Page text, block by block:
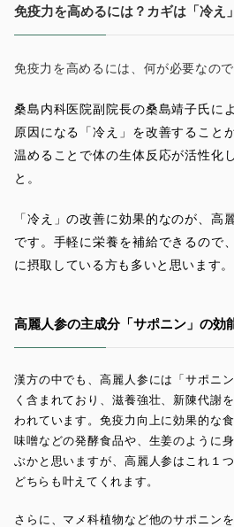
免疫力を高めるには？カギは「冷え」
免疫力を高めるには、何が必要なので
桑島内科医院副院長の桑島靖子氏に
原因になる「冷え」を改善すること
温めることで体の生体反応が活性化
と。
「冷え」の改善に効果的なのが、高
です。手軽に栄養を補給できるので
に摂取している方も多いと思います。
高麗人参の主成分「サポニン」の効
漢方の中でも、高麗人参には「サポニ
く含まれており、滋養強壮、新陳代謝
われています。免疫力向上に効果的な
味噌などの発酵食品や、生姜のように
ぶかと思いますが、高麗人参はこれ１
どちらも叶えてくれます。
さらに、マメ科植物など他のサポニン